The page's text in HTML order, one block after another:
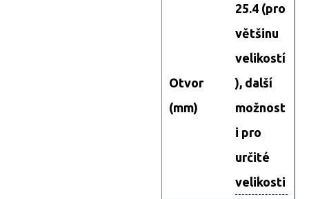
Otvor
(mm)
25.4 (pro
většinu
velikostí
), další
možnost
i pro
určité
velikosti